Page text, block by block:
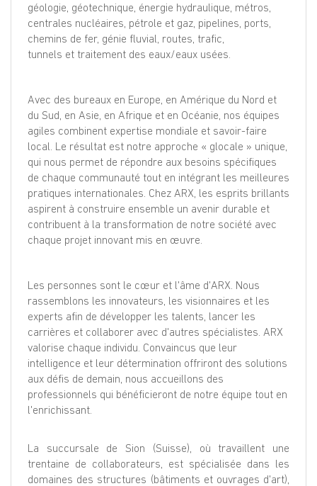
ES
géologie, géotechnique, énergie hydraulique, métros,
centrales nucléaires, pétrole et gaz, pipelines, ports,
chemins de fer, génie fluvial, routes, trafic,
tunnels et traitement des eaux/eaux usées.
Avec des bureaux en Europe, en Amérique du Nord et
du Sud, en Asie, en Afrique et en Océanie, nos équipes
agiles combinent expertise mondiale et savoir-faire
local. Le résultat est notre approche « glocale » unique,
qui nous permet de répondre aux besoins spécifiques
de chaque communauté tout en intégrant les meilleures
pratiques internationales. Chez ARX, les esprits brillants
aspirent à construire ensemble un avenir durable et
contribuent à la transformation de notre société avec
chaque projet innovant mis en œuvre.
Les personnes sont le cœur et l'âme d'ARX. Nous
rassemblons les innovateurs, les visionnaires et les
experts afin de développer les talents, lancer les
carrières et collaborer avec d'autres spécialistes. ARX
valorise chaque individu. Convaincus que leur
intelligence et leur détermination offriront des solutions
aux défis de demain, nous accueillons des
professionnels qui bénéficieront de notre équipe tout en
l'enrichissant.
La succursale de Sion (Suisse), où travaillent une
trentaine de collaborateurs, est spécialisée dans les
domaines des structures (bâtiments et ouvrages d'art),